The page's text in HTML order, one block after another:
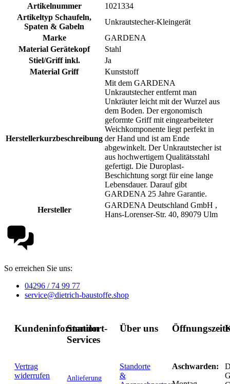
Artikelnummer
1021334
Artikeltyp Schaufeln,
Spaten & Gabeln
Unkrautstecher-Kleingerät
Marke
GARDENA
Material Gerätekopf
Stahl
Stiel/Griff inkl.
Ja
Material Griff
Kunststoff
Herstellerkurzbeschreibung
Mit dem GARDENA
Unkrautstecher entfernt man
Unkräuter leicht mit der Wurzel aus
dem Boden. Der ergonomisch
geformte Griff mit eingearbeiteter
Weichkomponente liegt perfekt in
der Hand und ist am Ende
abgewinkelt. Der Unkrautstecher ist
aus hochwertigem Qualitätsstahl
gefertigt. Die Duroplast-
Beschichtung sorgt für eine lange
Lebensdauer. Darauf gibt
GARDENA 25 Jahre Garantie.
Hersteller
GARDENA Deutschland GmbH ,
Hans-Lorenser-Str. 40, 89079 Ulm
So erreichen Sie uns:
04296 / 74 99 77
service@dietrich-baustoffe.shop
Kundeninformation
Vertrag
widerrufen
Standort-
Services
Anlieferung
Über uns
Standorte
&
Aschwarden: